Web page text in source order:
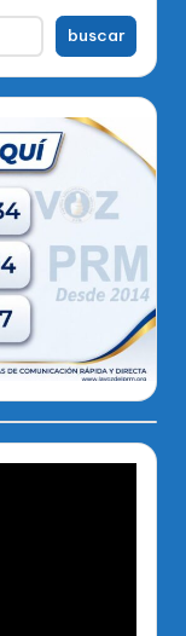
buscar